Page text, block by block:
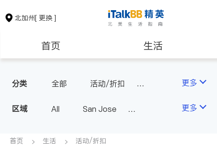
北加州[ 更换 ]
首页 生活
保险理财
银行贷款
分类 全部
活动/折扣
更多
区域 All
San Jose
Fremont & Oakland
更多
首页 生活 活动/折扣